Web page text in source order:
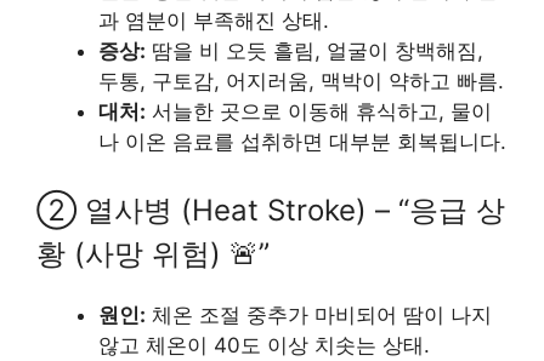
과 염분이 부족해진 상태.
증상: 땀을 비 오듯 흘림, 얼굴이 창백해짐,
두통, 구토감, 어지러움, 맥박이 약하고 빠름.
대처: 서늘한 곳으로 이동해 휴식하고, 물이
나 이온 음료를 섭취하면 대부분 회복됩니다.
② 열사병 (Heat Stroke) – “응급 상
황 (사망 위험) 🚨”
원인: 체온 조절 중추가 마비되어 땀이 나지
않고 체온이 40도 이상 치솟는 상태.